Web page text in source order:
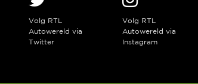
Volg RTL
Autowereld via
Twitter
Volg RTL
Autowereld via
Instagram